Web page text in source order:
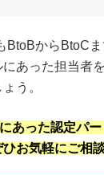
BtoBからBtoC
あった担当者
う。
あった認定パ
お気軽にご相